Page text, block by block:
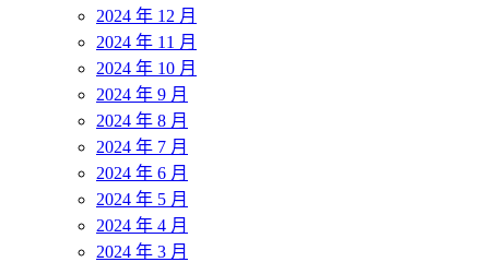
2024 年 12 月
2024 年 11 月
2024 年 10 月
2024 年 9 月
2024 年 8 月
2024 年 7 月
2024 年 6 月
2024 年 5 月
2024 年 4 月
2024 年 3 月